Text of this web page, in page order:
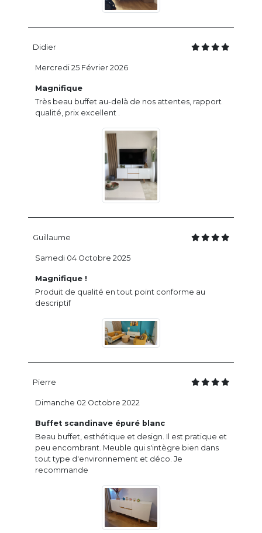
Didier
Magnifique
Très beau buffet au-delà de nos attentes, rapport
qualité, prix excellent .
Mercredi 25 Février 2026
Guillaume
Magnifique !
Produit de qualité en tout point conforme au
descriptif
Samedi 04 Octobre 2025
Pierre
Buffet scandinave épuré blanc
Beau buffet, esthétique et design. Il est pratique et
peu encombrant. Meuble qui s'intègre bien dans
tout type d'environnement et déco. Je
recommande
Dimanche 02 Octobre 2022